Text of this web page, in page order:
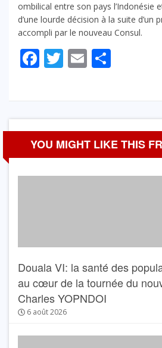
ombilical entre son pays l’Indonésie
d’une lourde décision à la suite d’un
accompli par le nouveau Consul.
Facebook
Twitter
Email
YOU MIGHT LIKE THIS
Douala VI: la santé des
au cœur de la tournée du
Charles YOPNDOI
6 août 2026